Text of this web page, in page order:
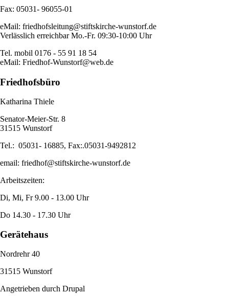
Fax: 05031- 96055-01
eMail: friedhofsleitung@stiftskirche-wunstorf.de
Verlässlich erreichbar Mo.-Fr. 09:30-10:00 Uhr
Tel. mobil 0176 - 55 91 18 54
eMail: Friedhof-Wunstorf@web.de
Friedhofsbüro
Katharina Thiele
Senator-Meier-Str. 8
31515 Wunstorf
Tel.: 05031- 16885, Fax:.05031-9492812
email: friedhof@stiftskirche-wunstorf.de
Arbeitszeiten:
Di, Mi, Fr 9.00 - 13.00 Uhr
Do 14.30 - 17.30 Uhr
Gerätehaus
Nordrehr 40
31515 Wunstorf
Angetrieben durch Drupal